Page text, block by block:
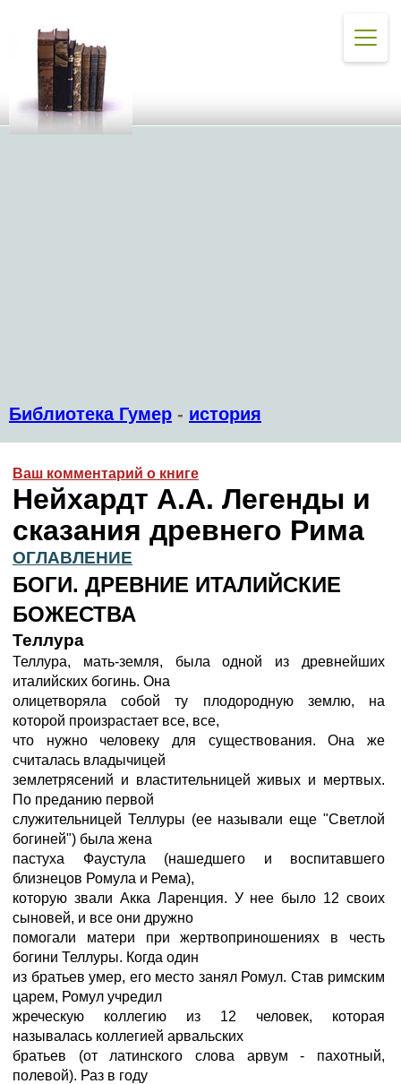
Библиотека Гумер - история
Ваш комментарий о книге
Нейхардт А.А. Легенды и
сказания древнего Рима
ОГЛАВЛЕНИЕ
БОГИ. ДРЕВНИЕ ИТАЛИЙСКИЕ
БОЖЕСТВА
Теллура
Теллура, мать-земля, была одной из древнейших
италийских богинь. Она
олицетворяла собой ту плодородную землю, на
которой произрастает все, все,
что нужно человеку для существования. Она же
считалась владычицей
землетрясений и властительницей живых и мертвых.
По преданию первой
служительницей Теллуры (ее называли еще "Светлой
богиней") была жена
пастуха Фаустула (нашедшего и воспитавшего
близнецов Ромула и Рема),
которую звали Акка Ларенция. У нее было 12 своих
сыновей, и все они дружно
помогали матери при жертвоприношениях в честь
богини Теллуры. Когда один
из братьев умер, его место занял Ромул. Став римским
царем, Ромул учредил
жреческую коллегию из 12 человек, которая
называлась коллегией арвальских
братьев (от латинского слова арвум - пахотный,
полевой). Раз в году